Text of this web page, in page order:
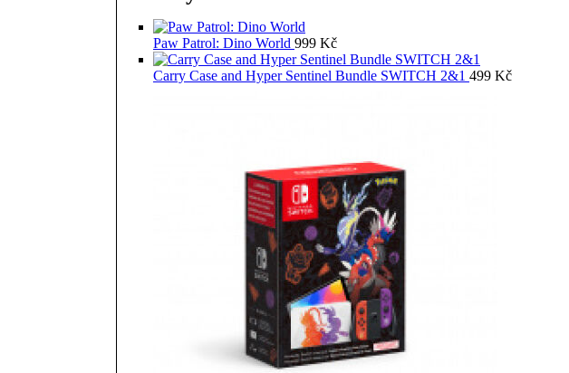
Paw Patrol: Dino World 999 Kč
Carry Case and Hyper Sentinel Bundle SWITCH 2&1 499 Kč